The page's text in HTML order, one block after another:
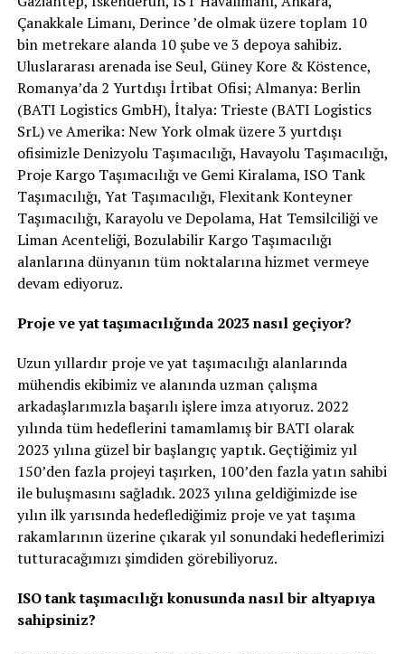
Çanakkale Limanı, Derince ’de olmak üzere toplam 10
bin metrekare alanda 10 şube ve 3 depoya sahibiz.
Uluslararası arenada ise Seul, Güney Kore & Köstence,
Romanya’da 2 Yurtdışı İrtibat Ofisi; Almanya: Berlin
(BATI Logistics GmbH), İtalya: Trieste (BATI Logistics
SrL) ve Amerika: New York olmak üzere 3 yurtdışı
ofisimizle Denizyolu Taşımacılığı, Havayolu Taşımacılığı,
Proje Kargo Taşımacılığı ve Gemi Kiralama, ISO Tank
Taşımacılığı, Yat Taşımacılığı, Flexitank Konteyner
Taşımacılığı, Karayolu ve Depolama, Hat Temsilciliği ve
Liman Acenteliği, Bozulabilir Kargo Taşımacılığı
alanlarına dünyanın tüm noktalarına hizmet vermeye
devam ediyoruz.
Proje ve yat taşımacılığında 2023 nasıl geçiyor?
Uzun yıllardır proje ve yat taşımacılığı alanlarında
mühendis ekibimiz ve alanında uzman çalışma
arkadaşlarımızla başarılı işlere imza atıyoruz. 2022
yılında tüm hedeflerini tamamlamış bir BATI olarak
2023 yılına güzel bir başlangıç yaptık. Geçtiğimiz yıl
150’den fazla projeyi taşırken, 100’den fazla yatın sahibi
ile buluşmasını sağladık. 2023 yılına geldiğimizde ise
yılın ilk yarısında hedeflediğimiz proje ve yat taşıma
rakamlarının üzerine çıkarak yıl sonundaki hedeflerimizi
tutturacağımızı şimdiden görebiliyoruz.
ISO tank taşımacılığı konusunda nasıl bir altyapıya
sahipsiniz?